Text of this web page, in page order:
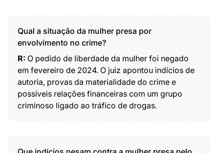
Qual a situação da mulher presa por
envolvimento no crime?
R:O pedido de liberdade da mulher foi negado
em fevereiro de 2024. O juiz apontou indícios de
autoria, provas da materialidade do crime e
possíveis relações financeiras com um grupo
criminoso ligado ao tráfico de drogas.